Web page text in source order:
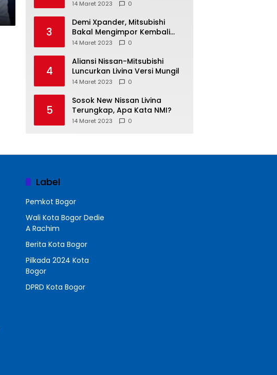
Mengonsumsinya
14 Maret 2023 0
3
Demi Xpander, Mitsubishi
Bakal Mengimpor Kembali
Pajero Sport
14 Maret 2023 0
4
Aliansi Nissan-Mitsubishi
Luncurkan Livina Versi Mungil
14 Maret 2023 0
5
Sosok New Nissan Livina
Terungkap, Apa Kata NMI?
14 Maret 2023 0
Label
Pemkot Bogor
Wali Kota Bogor Dedie
A Rachim
Berita Kota Bogor
Pilkada 2024 Kota
Bogor
DPRD Kota Bogor